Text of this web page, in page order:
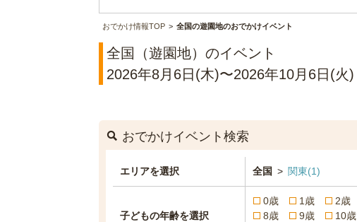
おでかけ情報TOP 全国の遊園地のおでかけイベント
全国（遊園地）のイベント
2026年8月6日(木)〜2026年10月6日(火)
おでかけイベント検索
エリアを選択 全国 > 関東(1)
子どもの年齢を選択
0歳 1歳 2歳
8歳
9歳 10歳